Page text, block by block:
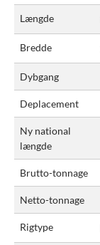
Længde
Bredde
Dybgang
Deplacement
Ny national
længde
Brutto-tonnage
Netto-tonnage
Rigtype